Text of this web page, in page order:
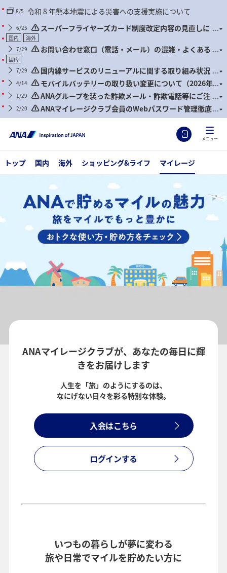
8/5 令和 8 年熊本地震による災害への支援実施について
6/25
スーパーフライヤーズカード制度改定内容の見直しに
関するご案内
国内
海外
7/29
お問い合わせ窓口（電話・メール）の混雑・よくある
お問い合わせについて
国内
7/29
国内線サービスのリニューアルに関する取り組み状況
について
4/14
モバイルバッテリーの取り扱い変更について（2026年
4月24日搭乗分より）
1/29
ANAグループを装った詐欺メール・詐欺電話等にご注
意ください
2/20
ANAマイレージクラブ会員のWebパスワード管理徹底
のお願いとセキュリティ対策推奨のお知らせ
メニュー
トップ 国内 海外 ショッピング&ライフ
マイレージ
方・貯め方をチェック
ANAマイレージクラブが、あなたの毎日に輝
きをお届けします
人生を「旅」のようにするのは、
なにげない日々を彩る特別な体験。
入会はこちら
ログインする
いつもの暮らしが夢に変わる
旅や日常でマイルを貯めたい方に